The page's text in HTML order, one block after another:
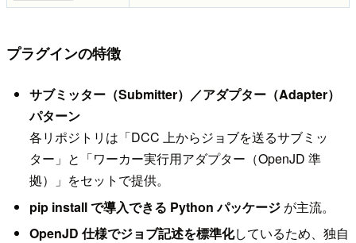
プラグインの特徴
サブミッター（Submitter）／アダプター（Adapter）
パターン
各リポジトリは「DCC 上からジョブを送るサブミッ
ター」と「ワーカー実行用アダプター（OpenJD 準
拠）」をセットで提供。
pip install で導入できる Python パッケージが主流。
OpenJD 仕様でジョブ記述を標準化しているため、独自